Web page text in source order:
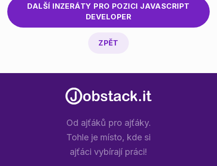
DALŠÍ INZERÁTY PRO POZICI JAVASCRIPT
DEVELOPER
ZPĚT
Od ajťáků pro ajťáky.
Tohle je místo, kde si
ajťáci vybírají práci!